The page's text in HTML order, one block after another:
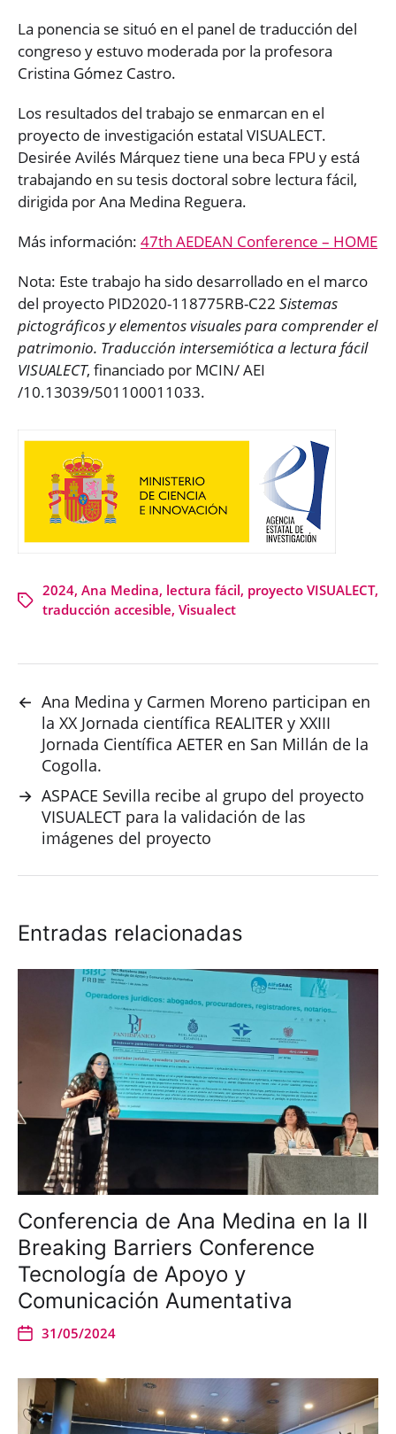
La ponencia se situó en el panel de traducción del
congreso y estuvo moderada por la profesora
Cristina Gómez Castro.
Los resultados del trabajo se enmarcan en el
proyecto de investigación estatal VISUALECT.
Desirée Avilés Márquez tiene una beca FPU y está
trabajando en su tesis doctoral sobre lectura fácil,
dirigida por Ana Medina Reguera.
Más información: 47th AEDEAN Conference – HOME
Nota: Este trabajo ha sido desarrollado en el marco
del proyecto PID2020-118775RB-C22 Sistemas
pictográficos y elementos visuales para comprender el
patrimonio. Traducción intersemiótica a lectura fácil
VISUALECT, financiado por MCIN/ AEI
/10.13039/501100011033.
2024, Ana Medina, lectura fácil, proyecto VISUALECT,
traducción accesible, Visualect
← Ana Medina y Carmen Moreno participan en
la XX Jornada científica REALITER y XXIII
Jornada Científica AETER en San Millán de la
Cogolla.
→ ASPACE Sevilla recibe al grupo del proyecto
VISUALECT para la validación de las
imágenes del proyecto
Entradas relacionadas
Conferencia de Ana Medina en la II
Breaking Barriers Conference
Tecnología de Apoyo y
Comunicación Aumentativa
31/05/2024